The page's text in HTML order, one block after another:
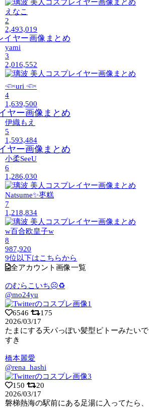
えなこ
2
2,493,019
yami
3
2,016,552
𓆟uri 𓆟
4
1,639,500
伊織もえ
5
1,593,484
小柔SeeU
6
1,286,030
Natsume✨枣糕
7
1,218,834
w百合欧皇子w
8
987,920
9位以下はこちらから
全アカウント画像一覧
のむらこいち☹️♻️
@mo24yu
6546
175
2026/03/17
たまにする天パっぽい髪型ピトーみたいで
すき
橋本麗愛
@rena_hashi
150
20
2026/03/17
磐梯熱海の駅前にある足湯に入ってたら、